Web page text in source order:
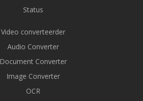
Status
Video converteerder
Audio Converter
Document Converter
Image Converter
OCR